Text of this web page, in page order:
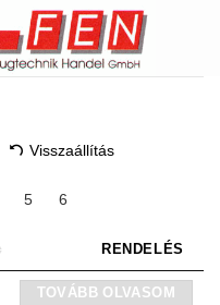
Visszaállítás
5 6
RENDELÉS
TOVÁBB OLVASOM